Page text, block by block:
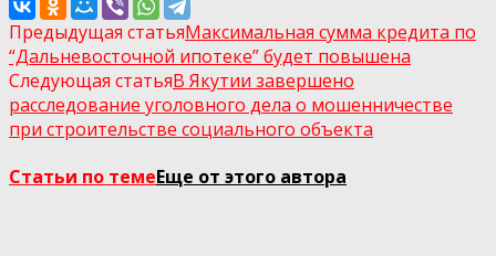
Предыдущая статьяМаксимальная сумма кредита по
“Дальневосточной ипотеке” будет повышена
Следующая статьяВ Якутии завершено
расследование уголовного дела о мошенничестве
при строительстве социального объекта
Статьи по темеЕще от этого автора